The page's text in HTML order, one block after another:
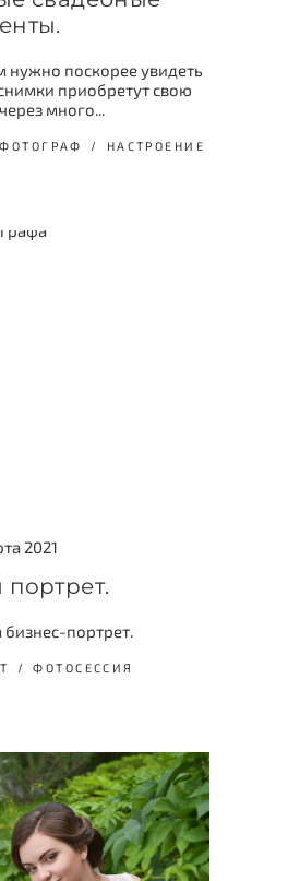
нужно поскорее увидеть
приобретут свою
много...
НАСТРОЕНИЕ
2021
бизнес-портрет.
ФОТОСЕССИЯ